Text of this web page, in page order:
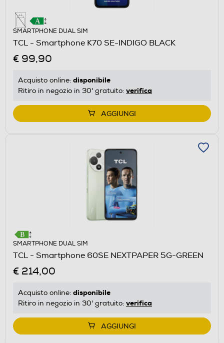
SMARTPHONE DUAL SIM
TCL - Smartphone K70 SE-INDIGO BLACK
€ 99,90
Acquisto online: disponibile
Ritiro in negozio in 30' gratuito: verifica
AGGIUNGI
SMARTPHONE DUAL SIM
TCL - Smartphone 60SE NEXTPAPER 5G-GREEN
€ 214,00
Acquisto online: disponibile
Ritiro in negozio in 30' gratuito: verifica
AGGIUNGI